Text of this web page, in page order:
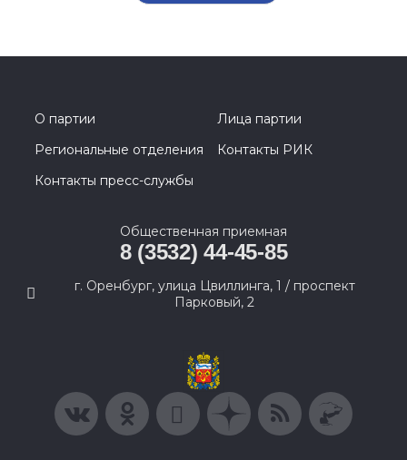
О партии
Лица партии
Региональные отделения
Контакты РИК
Контакты пресс-службы
Общественная приемная
8 (3532) 44-45-85
г. Оренбург, улица Цвиллинга, 1 / проспект
Парковый, 2